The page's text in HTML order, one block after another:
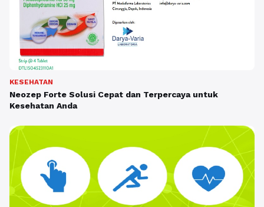
KESEHATAN
Neozep Forte Solusi Cepat dan Terpercaya untuk
Kesehatan Anda